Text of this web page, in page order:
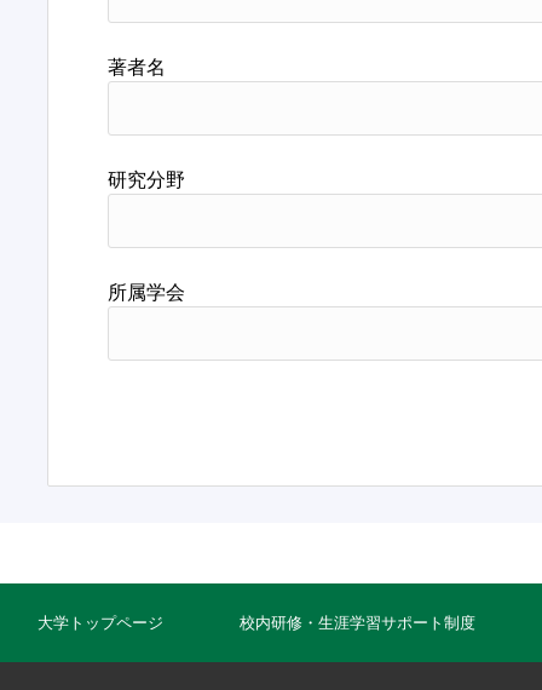
著者名
研究分野
所属学会
大学トップページ 校内研修・生涯学習サポート制度